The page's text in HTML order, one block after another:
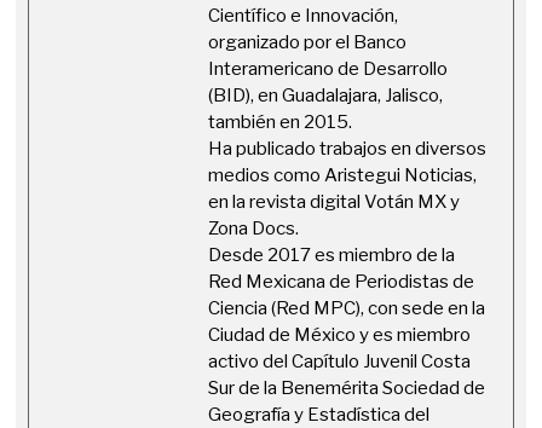
Científico e Innovación,
organizado por el Banco
Interamericano de Desarrollo
(BID), en Guadalajara, Jalisco,
también en 2015.
Ha publicado trabajos en diversos
medios como Aristegui Noticias,
en la revista digital Votán MX y
Zona Docs.
Desde 2017 es miembro de la
Red Mexicana de Periodistas de
Ciencia (Red MPC), con sede en la
Ciudad de México y es miembro
activo del Capítulo Juvenil Costa
Sur de la Benemérita Sociedad de
Geografía y Estadística del